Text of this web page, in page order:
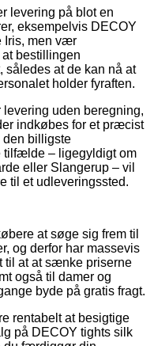
levering på blot en
eksempelvis DECOY
Iris, men vær
bestillingen
at de kan nå at
holder fyraften.
uden beregning,
indkøbes for et præcist
den billigste
tilfælde – ligegyldigt om
eller Slangerup – vil
til et udleveringssted.
at søge sig frem til
og derfor har massevis
til at at sænke priserne
også til damer og
byde på gratis fragt.
rentabelt at besigtige
på DECOY tights silk